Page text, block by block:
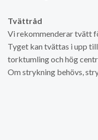
Tvättråd
Vi rekommenderar tvätt
Tyget kan tvättas i upp
torktumling och hög
Om strykning behövs,